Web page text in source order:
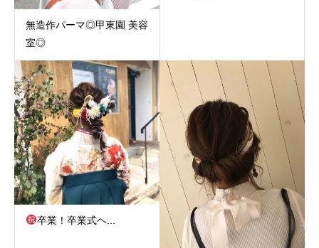
無造作パーマ◎甲東園 美容
室◎
卒業！卒業式ヘ...